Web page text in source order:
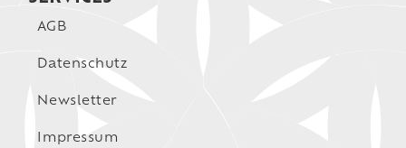
AGB
Datenschutz
Newsletter
Impressum